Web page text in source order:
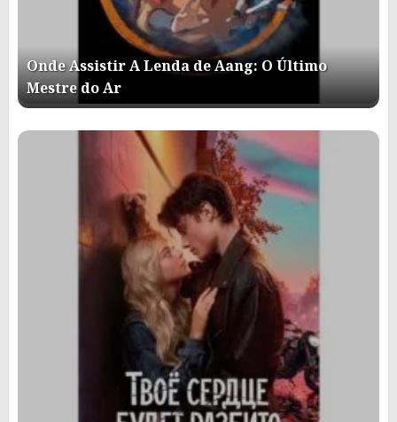
Onde Assistir A Lenda de Aang: O Último
Mestre do Ar